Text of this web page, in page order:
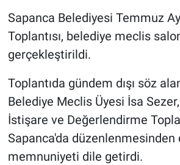
Sapanca Belediyesi Temmuz
Toplantısı, belediye meclis
gerçekleştirildi.
Toplantıda gündem dışı söz
Belediye Meclis Üyesi İsa
İstişare ve Değerlendirme
Sapanca'da düzenlenmesinden
memnuniyeti dile getirdi.